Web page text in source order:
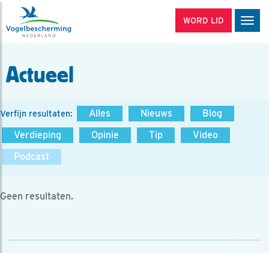
WORD LID
Actueel
Verfijn resultaten: Alles Nieuws
Blog
Verdieping
Opinie Tip
Video
Podcast
Geen resultaten.